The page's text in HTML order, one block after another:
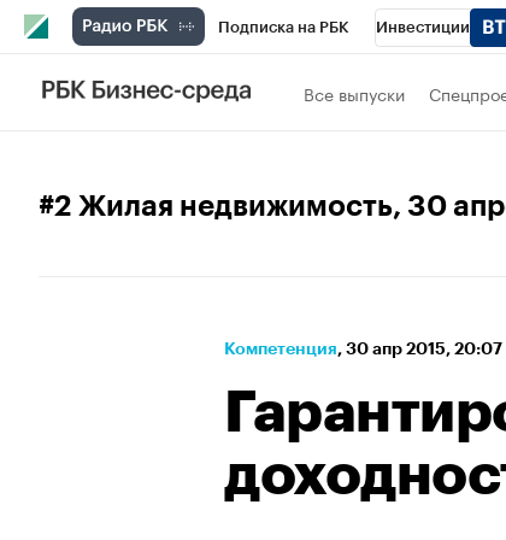
Подписка на РБК Инвестиции
Спорт Все выпуски
#2 Жилая недвижимость, 30
Компетенция⁠, 30 апр 2015, 20:07